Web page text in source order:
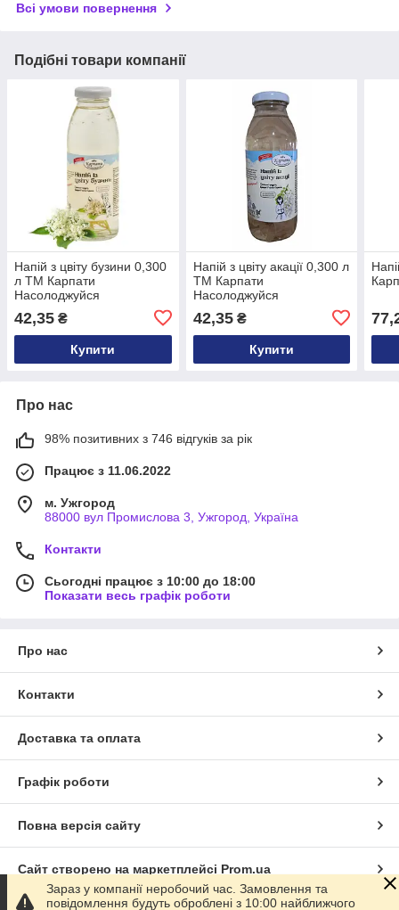
Всі умови повернення
Подібні товари компанії
Напій з цвіту бузини 0,300
л ТМ Карпати
Насолоджуйся
42,35 ₴
Купити
Напій з цвіту акації 0,300 л
ТМ Карпати
Насолоджуйся
42,35₴
Купити
Про нас
98% позитивних з 746 відгуків за рік
Працює з 11.06.2022
м. Ужгород
88000 вул Промислова 3, Ужгород, Україна
Контакти
Сьогодні працює з 10:00 до 18:00
Показати весь графік роботи
Про нас
Контакти
Доставка та оплата
Графік роботи
Повна версія сайту
Сайт створено на маркетплейсі Prom.ua
Зараз у компанії неробочий час. Замовлення та
повідомлення будуть оброблені з 10:00 найближчого